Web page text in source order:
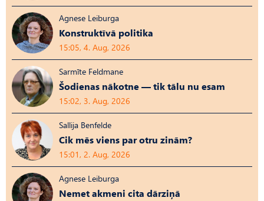
Agnese Leiburga
Konstruktīvā politika
15:05, 4. Aug, 2026
Sarmīte Feldmane
Šodienas nākotne — tik tālu nu esam
15:02, 3. Aug, 2026
Sallija Benfelde
Cik mēs viens par otru zinām?
15:01, 2. Aug, 2026
Agnese Leiburga
Nemet akmeni cita dārziņā